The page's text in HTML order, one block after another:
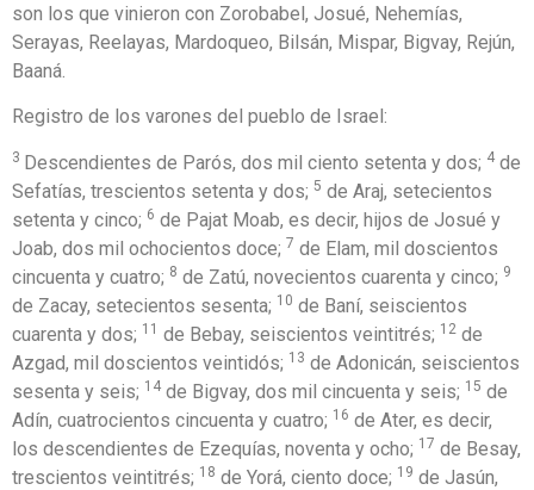
son los que vinieron con Zorobabel, Josué, Nehemías,
Serayas, Reelayas, Mardoqueo, Bilsán, Mispar, Bigvay, Rejún,
Baaná.
Registro de los varones del pueblo de Israel:
3 Descendientes de Parós, dos mil ciento setenta y dos; 4 de
Sefatías, trescientos setenta y dos; 5 de Araj, setecientos
setenta y cinco; 6 de Pajat Moab, es decir, hijos de Josué y
Joab, dos mil ochocientos doce; 7 de Elam, mil doscientos
cincuenta y cuatro; 8 de Zatú, novecientos cuarenta y cinco; 9
de Zacay, setecientos sesenta; 10 de Baní, seiscientos
cuarenta y dos; 11 de Bebay, seiscientos veintitrés; 12 de
Azgad, mil doscientos veintidós; 13 de Adonicán, seiscientos
sesenta y seis; 14 de Bigvay, dos mil cincuenta y seis; 15 de
Adín, cuatrocientos cincuenta y cuatro; 16 de Ater, es decir,
los descendientes de Ezequías, noventa y ocho; 17 de Besay,
trescientos veintitrés; 18 de Yorá, ciento doce; 19 de Jasún,